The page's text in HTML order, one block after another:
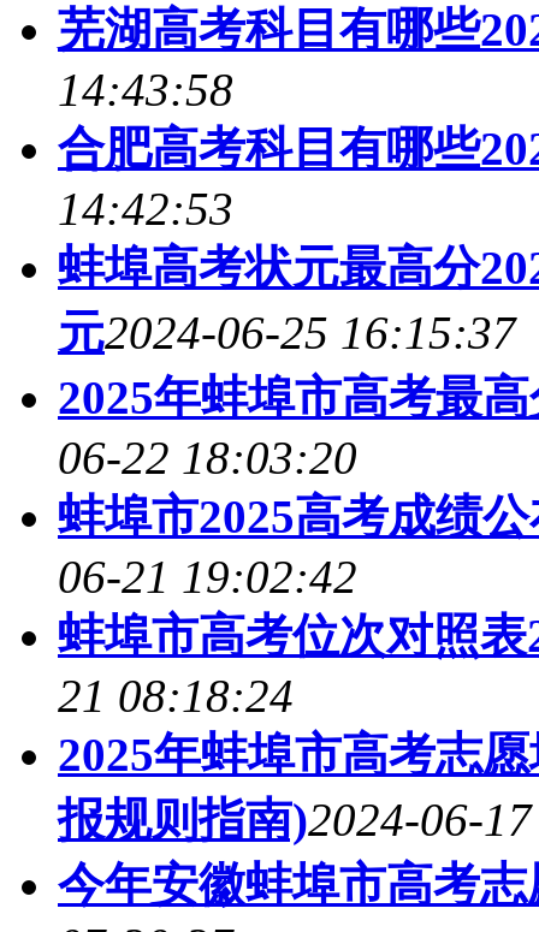
芜湖高考科目有哪些
14:43:58
合肥高考科目有哪些
14:42:53
蚌埠高考状元最高分
元2024-06-25 16:15:37
2025年蚌埠市高考最
06-22 18:03:20
蚌埠市2025高考成绩
06-21 19:02:42
蚌埠市高考位次对照
21 08:18:24
2025年蚌埠市高考志
报规则指南)2024-06-
今年安徽蚌埠市高考